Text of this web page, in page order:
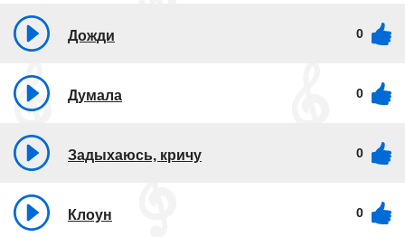
Дожди 0
Думала 0
Задыхаюсь, кричу 0
Клоун 0